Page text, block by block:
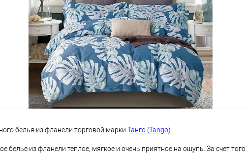
белья из фланели торговой марки Танго (Tango)
из фланели теплое, мягкое и очень приятное на ощупь. За счет того,